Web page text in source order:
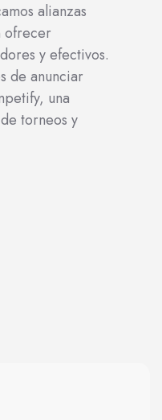
alianzas
ofrecer
y efectivos.
de anunciar
una
torneos y